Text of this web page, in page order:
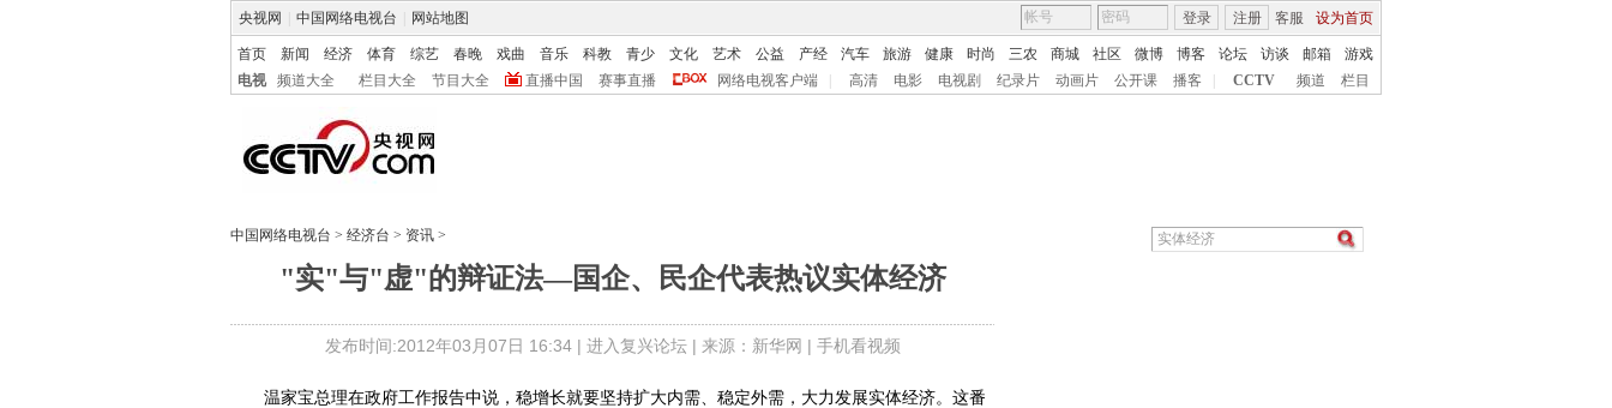
央视网 中国网络电视台 网站地图 客服 设为首页
登录 注册
首页 新闻 经济 体育 综艺 春晚 戏曲 音乐 科教 青少 文化 艺术 公益 产经 汽车 旅游 健康 时尚 三农 商城 社区 微博 博客 论坛 访谈 邮箱
游戏
电视
频道大全 栏目大全 节目大全 直播中国 赛事直播 网络电视客户端 高清 电影 电视剧 纪录片 动画片 公开课 播客 CCTV 频道 栏目
中国网络电视台 > 经济台 > 资讯 >
"实"与"虚"的辩证法—国企、民企代表热议实体经济
发布时间:2012年03月07日 16:34 | 进入复兴论坛| 来源：新华网 | 手机看视频
温家宝总理在政府工作报告中说，稳增长就要坚持扩大内需、稳定外需，大力发展实体经济。这番